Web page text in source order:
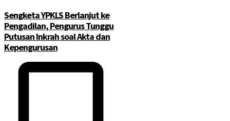
Sengketa YPKLS Berlanjut ke
Pengadilan, Pengurus Tunggu
Putusan Inkrah soal Akta dan
Kepengurusan